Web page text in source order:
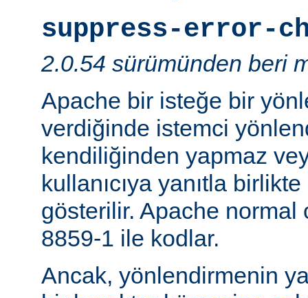
suppress-error-
2.0.54 sürümünden beri
Apache bir isteğe bir
verdiğinde istemci
kendiliğinden yapmaz
kullanıcıya yanıtla
gösterilir. Apache normal
8859-1 ile kodlar.
Ancak, yönlendirmenin